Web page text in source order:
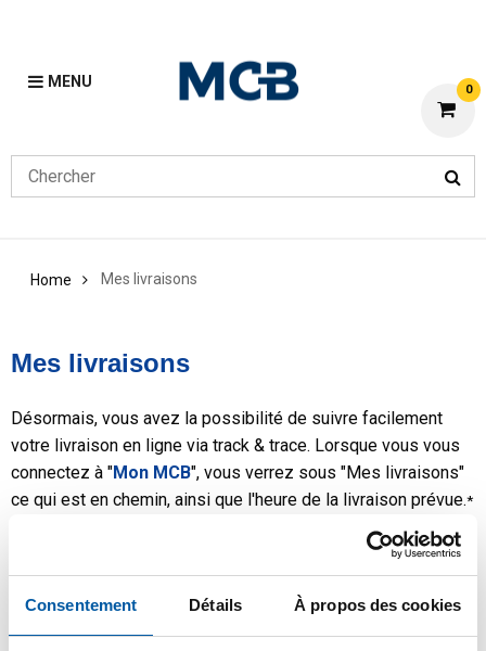
Consentement Détails À propos des cookies
MENU 0
Home Mes livraisons
Mes livraisons
Désormais, vous avez la possibilité de suivre facilement
votre livraison en ligne via track & trace. Lorsque vous vous
connectez à "Mon MCB", vous verrez sous "Mes livraisons"
ce qui est en chemin, ainsi que l'heure de la livraison prévue.*
Les premiers utilisateurs du track & trace sont positifs.
“Je peux à tout instant voir à quel moment je recevrais
ma commande. Je peux donc en tenir compte lors de